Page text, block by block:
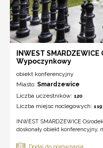
INWEST
Wypoczynkowy
obiekt konferencyjny
Miasto: Smardzewice
Liczba uczestników: 120
Liczba miejsc noclegowych: 119
INWEST SMARDZEWICE
doskonały obiekt konferencyjny,